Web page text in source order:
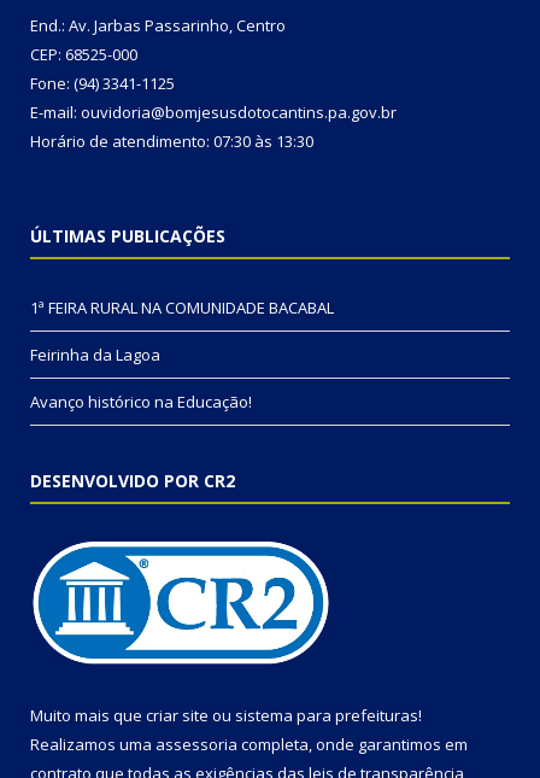
End.: Av. Jarbas Passarinho, Centro
CEP: 68525-000
Fone: (94) 3341-1125
E-mail: ouvidoria@bomjesusdotocantins.pa.gov.br
Horário de atendimento: 07:30 às 13:30
ÚLTIMAS PUBLICAÇÕES
1ª FEIRA RURAL NA COMUNIDADE BACABAL
Feirinha da Lagoa
Avanço histórico na Educação!
DESENVOLVIDO POR CR2
Muito mais que criar site ou sistema para prefeituras!
Realizamos uma assessoria completa, onde garantimos em
contrato que todas as exigências das leis de transparência